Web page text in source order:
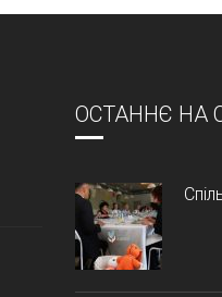
ОСТАННЄ НА